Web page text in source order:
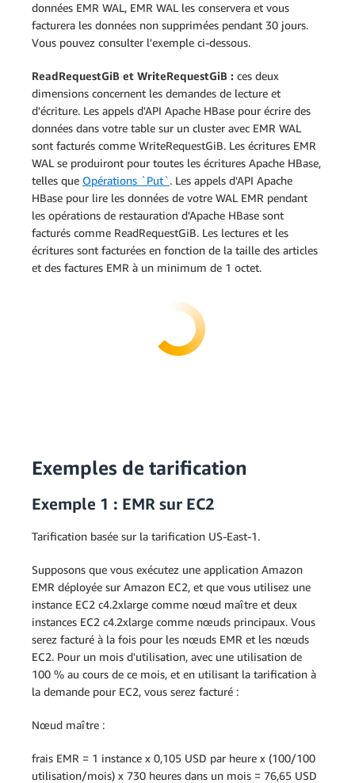
données EMR WAL, EMR WAL les conservera et vous
facturera les données non supprimées pendant 30 jours.
Vous pouvez consulter l'exemple ci-dessous.
ReadRequestGiB et WriteRequestGiB : ces deux
dimensions concernent les demandes de lecture et
d'écriture. Les appels d'API Apache HBase pour écrire des
données dans votre table sur un cluster avec EMR WAL
sont facturés comme WriteRequestGiB. Les écritures EMR
WAL se produiront pour toutes les écritures Apache HBase,
telles que Opérations `Put`. Les appels d'API Apache
HBase pour lire les données de votre WAL EMR pendant
les opérations de restauration d'Apache HBase sont
facturés comme ReadRequestGiB. Les lectures et les
écritures sont facturées en fonction de la taille des articles
et des factures EMR à un minimum de 1 octet.
Exemples de tarification
Exemple 1 : EMR sur EC2
Tarification basée sur la tarification US-East-1.
Supposons que vous exécutez une application Amazon
EMR déployée sur Amazon EC2, et que vous utilisez une
instance EC2 c4.2xlarge comme nœud maître et deux
instances EC2 c4.2xlarge comme nœuds principaux. Vous
serez facturé à la fois pour les nœuds EMR et les nœuds
EC2. Pour un mois d'utilisation, avec une utilisation de
100 % au cours de ce mois, et en utilisant la tarification à
la demande pour EC2, vous serez facturé :
Nœud maître :
frais EMR = 1 instance x 0,105 USD par heure x (100/100
utilisation/mois) x 730 heures dans un mois = 76,65 USD